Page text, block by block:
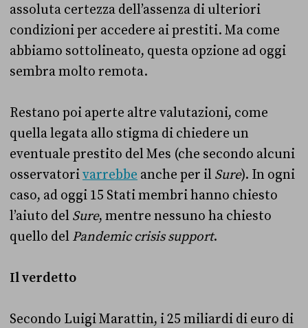
assoluta certezza dell’assenza di ulteriori
condizioni per accedere ai prestiti. Ma come
abbiamo sottolineato, questa opzione ad oggi
sembra molto remota.
Restano poi aperte altre valutazioni, come
quella legata allo stigma di chiedere un
eventuale prestito del Mes (che secondo alcuni
osservatorivarrebbe anche per il Sure). In ogni
caso, ad oggi 15 Stati membri hanno chiesto
l’aiuto del Sure, mentre nessuno ha chiesto
quello del Pandemic crisis support.
Il verdetto
Secondo Luigi Marattin, i 25 miliardi di euro di